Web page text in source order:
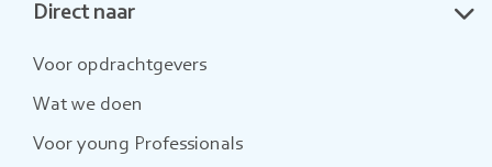
LinkedInTwitter
Direct naar
Voor opdrachtgevers
Wat we doen
Voor young Professionals